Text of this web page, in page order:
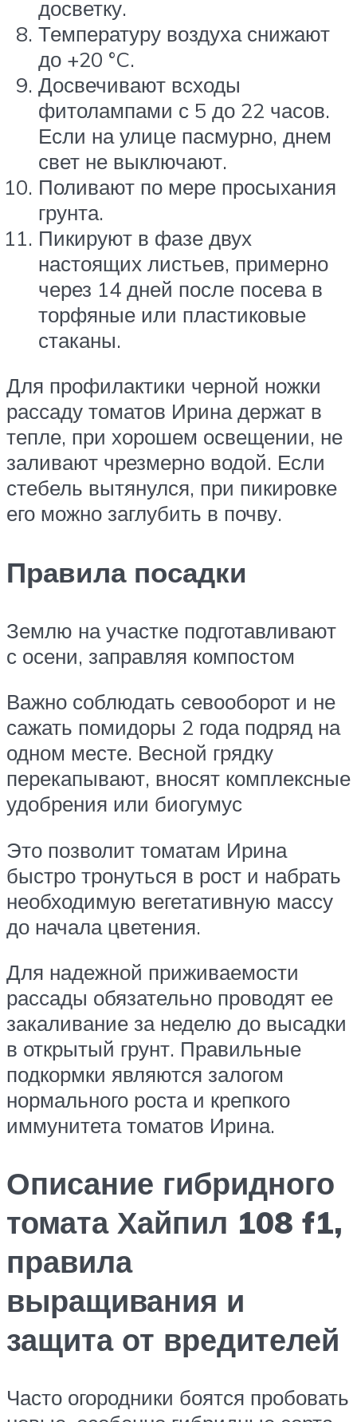
досветку.
Температуру воздуха снижают
до +20 °C.
Досвечивают всходы
фитолампами с 5 до 22 часов.
Если на улице пасмурно, днем
свет не выключают.
Поливают по мере просыхания
грунта.
Пикируют в фазе двух
настоящих листьев, примерно
через 14 дней после посева в
торфяные или пластиковые
стаканы.
Для профилактики черной ножки
рассаду томатов Ирина держат в
тепле, при хорошем освещении, не
заливают чрезмерно водой. Если
стебель вытянулся, при пикировке
его можно заглубить в почву.
Правила посадки
Землю на участке подготавливают
с осени, заправляя компостом
Важно соблюдать севооборот и не
сажать помидоры 2 года подряд на
одном месте. Весной грядку
перекапывают, вносят комплексные
удобрения или биогумус
Это позволит томатам Ирина
быстро тронуться в рост и набрать
необходимую вегетативную массу
до начала цветения.
Для надежной приживаемости
рассады обязательно проводят ее
закаливание за неделю до высадки
в открытый грунт. Правильные
подкормки являются залогом
нормального роста и крепкого
иммунитета томатов Ирина.
Описание гибридного
томата Хайпил 108 f1,
правила
выращивания и
защита от вредителей
Часто огородники боятся пробовать